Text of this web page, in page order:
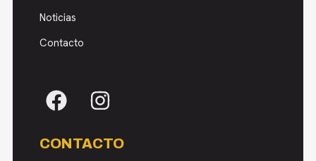
Noticias
Contacto
CONTACTO